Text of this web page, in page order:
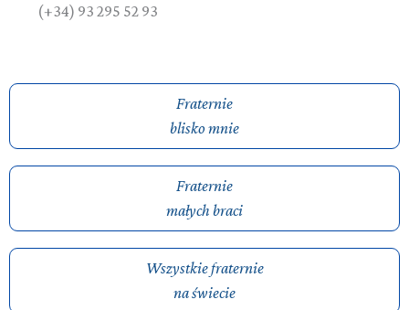
(+34) 93 295 52 93
Fraternie
blisko mnie
Fraternie
małych braci
Wszystkie fraternie
na świecie